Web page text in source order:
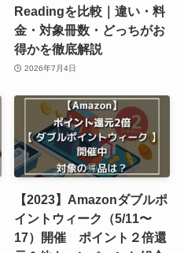
Readingを比較｜違い・料
金・対象冊数・どっちがお
得かを徹底解説
2026年7月4日
【2023】Amazonダブルポ
イントウィーク（5/11〜
17）開催 ポイント２倍還